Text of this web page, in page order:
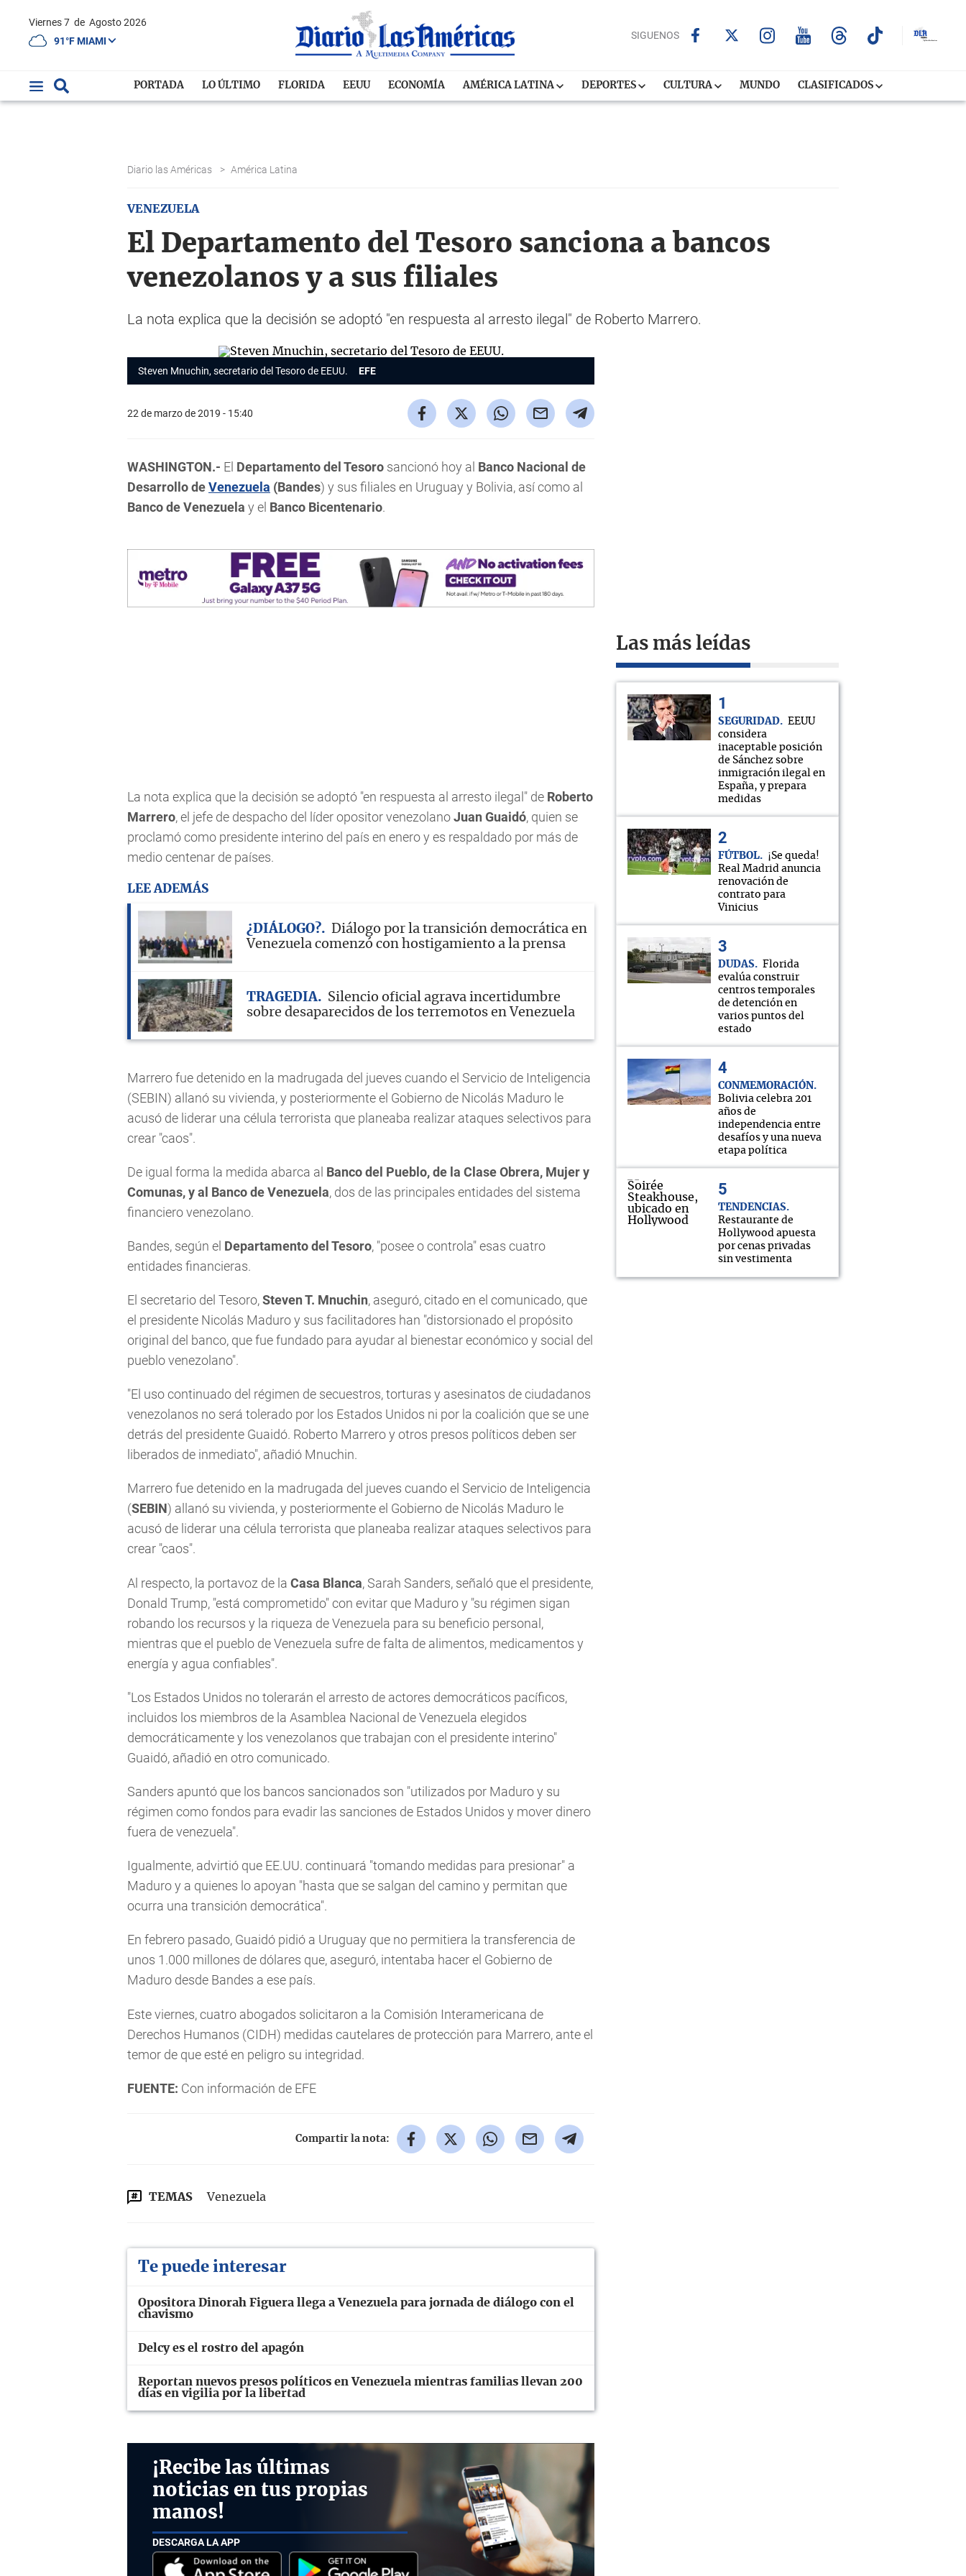
Viernes 7 de Agosto 2026
91°F MIAMI
SIGUENOS
PORTADA LO ÚLTIMO FLORIDA EEUU ECONOMÍA AMÉRICA LATINA DEPORTES CULTURA MUNDO CLASIFICADOS
Diario las Américas > América Latina
VENEZUELA
El Departamento del Tesoro sanciona a bancos
venezolanos y a sus filiales
La nota explica que la decisión se adoptó "en respuesta al arresto ilegal" de Roberto Marrero.
Steven Mnuchin, secretario del Tesoro de EEUU. EFE
22 de marzo de 2019 - 15:40
WASHINGTON.- El Departamento del Tesoro sancionó hoy al Banco Nacional de
Desarrollo deVenezuela (Bandes) y sus filiales en Uruguay y Bolivia, así como al
Banco de Venezuela y el Banco Bicentenario.
La nota explica que la decisión se adoptó "en respuesta al arresto ilegal" de Roberto
Marrero, el jefe de despacho del líder opositor venezolanoJuan Guaidó, quien se
proclamó como presidente interino del país en enero y es respaldado por más de
medio centenar de países.
LEE ADEMÁS
¿DIÁLOGO?
Diálogo por la transición democrática en
Venezuela comenzó con hostigamiento a la prensa
TRAGEDIA
Silencio oficial agrava incertidumbre
sobre desaparecidos de los terremotos en Venezuela
Marrero fue detenido en la madrugada del jueves cuando el Servicio de Inteligencia
(SEBIN) allanó su vivienda, y posteriormente el Gobierno de Nicolás Maduro le
acusó de liderar una célula terrorista que planeaba realizar ataques selectivos para
crear "caos".
De igual forma la medida abarca al Banco del Pueblo, de la Clase Obrera, Mujer y
Comunas, y al Banco de Venezuela, dos de las principales entidades del sistema
financiero venezolano.
Bandes, según el Departamento del Tesoro, "posee o controla" esas cuatro
entidades financieras.
El secretario del Tesoro,Steven T. Mnuchin, aseguró, citado en el comunicado, que
el presidente Nicolás Maduro y sus facilitadores han "distorsionado el propósito
original del banco, que fue fundado para ayudar al bienestar económico y social del
pueblo venezolano".
"El uso continuado del régimen de secuestros, torturas y asesinatos de ciudadanos
venezolanos no será tolerado por los Estados Unidos ni por la coalición que se une
detrás del presidente Guaidó. Roberto Marrero y otros presos políticos deben ser
liberados de inmediato", añadió Mnuchin.
Marrero fue detenido en la madrugada del jueves cuando el Servicio de Inteligencia
(SEBIN) allanó su vivienda, y posteriormente el Gobierno de Nicolás Maduro le
acusó de liderar una célula terrorista que planeaba realizar ataques selectivos para
crear "caos".
Al respecto, la portavoz de la Casa Blanca, Sarah Sanders, señaló que el presidente,
Donald Trump, "está comprometido" con evitar que Maduro y "su régimen sigan
robando los recursos y la riqueza de Venezuela para su beneficio personal,
mientras que el pueblo de Venezuela sufre de falta de alimentos, medicamentos y
energía y agua confiables".
"Los Estados Unidos no tolerarán el arresto de actores democráticos pacíficos,
incluidos los miembros de la Asamblea Nacional de Venezuela elegidos
democráticamente y los venezolanos que trabajan con el presidente interino"
Guaidó, añadió en otro comunicado.
Sanders apuntó que los bancos sancionados son "utilizados por Maduro y su
régimen como fondos para evadir las sanciones de Estados Unidos y mover dinero
fuera de venezuela".
Igualmente, advirtió que EE.UU. continuará "tomando medidas para presionar" a
Maduro y a quienes lo apoyan "hasta que se salgan del camino y permitan que
ocurra una transición democrática".
En febrero pasado, Guaidó pidió a Uruguay que no permitiera la transferencia de
unos 1.000 millones de dólares que, aseguró, intentaba hacer el Gobierno de
Maduro desde Bandes a ese país.
Este viernes, cuatro abogados solicitaron a la Comisión Interamericana de
Derechos Humanos (CIDH) medidas cautelares de protección para Marrero, ante el
temor de que esté en peligro su integridad.
FUENTE: Con información de EFE
Compartir la nota:
TEMAS Venezuela
Te puede interesar
Opositora Dinorah Figuera llega a Venezuela para jornada de diálogo con el
chavismo
Delcy es el rostro del apagón
Reportan nuevos presos políticos en Venezuela mientras familias llevan 200
días en vigilia por la libertad
¡Recibe las últimas
noticias en tus propias
manos!
DESCARGA LA APP
Las más leídas
SEGURIDAD
EEUU
considera
inaceptable posición
de Sánchez sobre
inmigración ilegal en
España, y prepara
medidas
FÚTBOL
¡Se queda!
Real Madrid anuncia
renovación de
contrato para
Vinicius
DUDAS
Florida
evalúa construir
centros temporales
de detención en
varios puntos del
estado
CONMEMORACIÓN
Bolivia celebra 201
años de
independencia entre
desafíos y una nueva
etapa política
TENDENCIAS
Restaurante de
Hollywood apuesta
por cenas privadas
sin vestimenta